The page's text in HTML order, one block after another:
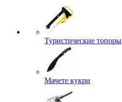
Туристические топоры
Мачете кукри